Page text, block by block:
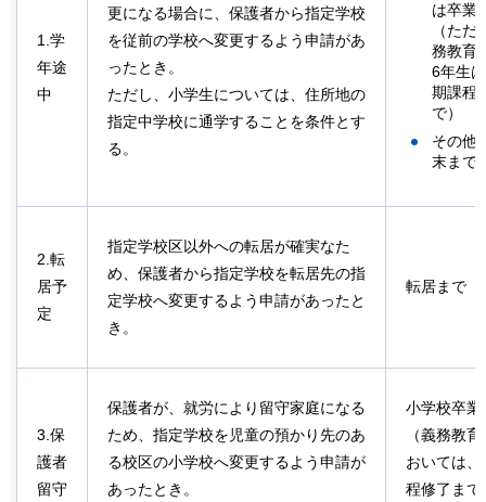
1.学
年途
中
更になる場合に、保護者から指定学校
を従前の学校へ変更するよう申請があ
ったとき。
ただし、小学生については、住所地の
指定中学校に通学することを条件とす
る。
は卒業
（ただ
務教育
6年生
期課程
で）
その他
末まで
2.転
居予
定
指定学校区以外への転居が確実なた
め、保護者から指定学校を転居先の指
定学校へ変更するよう申請があったと
き。
転居まで
3.保
護者
留守
保護者が、就労により留守家庭になる
ため、指定学校を児童の預かり先のあ
る校区の小学校へ変更するよう申請が
あったとき。
小学校卒業
（義務教
おいては、
程修了まで